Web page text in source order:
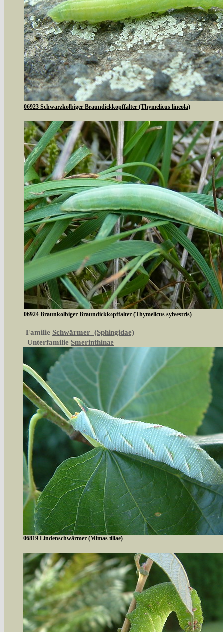
06923 Schwarzkolbiger Braundickkopffalter (Thymelicus lineola)
06924 Braunkolbiger Braundickkopffalter (Thymelicus sylvestris)
Familie Schwärmer (Sphingidae)
Unterfamilie Smerinthinae
06819 Lindenschwärmer (Mimas tiliae)